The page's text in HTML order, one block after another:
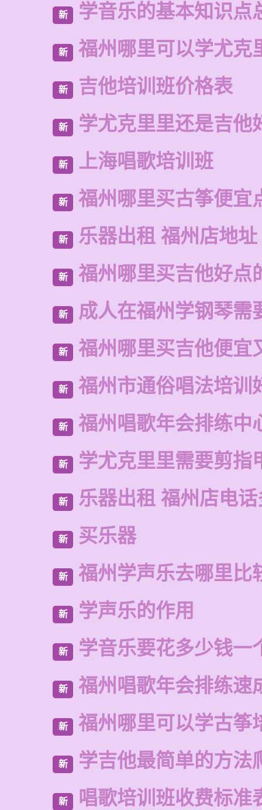
新 学音乐的基本知识点
新 福州哪里可以学尤克
新 吉他培训班价格表
新 学尤克里里还是吉他
新 上海唱歌培训班
新 福州哪里买古筝便宜
新 乐器出租 福州店地址
新 福州哪里买吉他好点
新 成人在福州学钢琴需
新 福州哪里买吉他便宜
新 福州市通俗唱法培训
新 福州唱歌年会排练中
新 学尤克里里需要剪指
新 乐器出租 福州店电
新 买乐器
新 福州学声乐去哪里比
新 学声乐的作用
新 学音乐要花多少钱一
新 福州唱歌年会排练速
新 福州哪里可以学古筝
新 学吉他最简单的方法
新 唱歌培训班收费标准